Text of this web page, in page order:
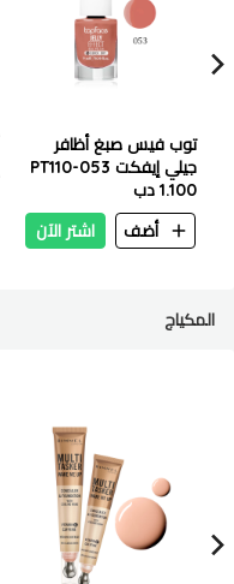
توب فيس صبغ أظافر
جيلي إيفكت PT110-053
1.100 دب
أضف
اشتر الآن
المكياج